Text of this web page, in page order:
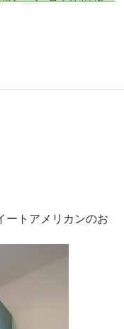
ートアメリカンのお